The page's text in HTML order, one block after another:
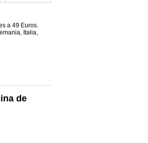
a 49 Euros.
Italia,
de